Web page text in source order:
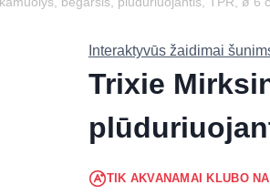
Interaktyvūs žaidimai
Trixie
TIK AKVANAMAI KLUBO